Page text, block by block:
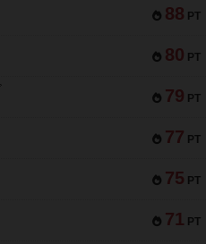
88 PT
80 PT
79 PT
77 PT
75 PT
71 PT